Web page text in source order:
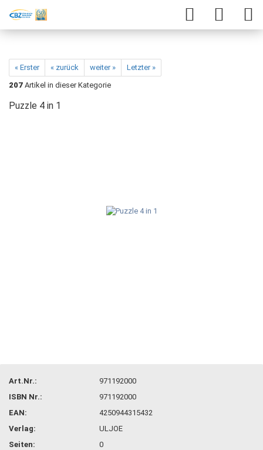
« Erster « zurück weiter »
Letzter »
207 Artikel in dieser Kategorie
Puzzle 4 in 1
Art.Nr.:
971192000
ISBN Nr.:
971192000
EAN:
4250944315432
Verlag:
ULJOE
Seiten:
0